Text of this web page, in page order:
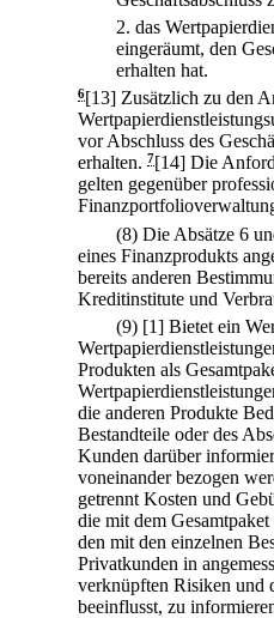
2. das
eingeräumt, den
erhalten hat.
6[13] Zusätzlich zu den
vor Abschluss des
erhalten. 7[14] Die
gelten gegenüber
(8) Die Absätze 6
eines Finanzprodukts
bereits anderen
Kreditinstitute und
(9) [1] Bietet ein
Produkten als
die anderen Produkte
Bestandteile oder des
Kunden darüber
voneinander bezogen
getrennt Kosten und
die mit dem
den mit den einzelnen
Privatkunden in
verknüpften Risiken und
beeinflusst, zu